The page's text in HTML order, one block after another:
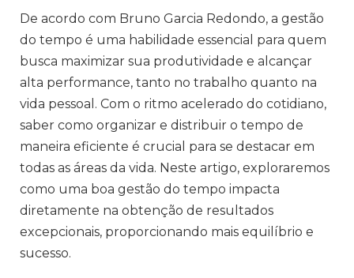
De acordo com Bruno Garcia Redondo, a gestão
do tempo é uma habilidade essencial para quem
busca maximizar sua produtividade e alcançar
alta performance, tanto no trabalho quanto na
vida pessoal. Com o ritmo acelerado do cotidiano,
saber como organizar e distribuir o tempo de
maneira eficiente é crucial para se destacar em
todas as áreas da vida. Neste artigo, exploraremos
como uma boa gestão do tempo impacta
diretamente na obtenção de resultados
excepcionais, proporcionando mais equilíbrio e
sucesso.